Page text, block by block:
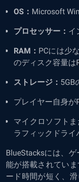
OS： Microsoft
プロセッサー： イ
RAM： PCには少
のディスク容量は
ストレージ： 5GB
プレイヤー自身が
マイクロソフト
ラフィックドライ
BlueStacksには、
能が搭載されてい
ード時間が短く、